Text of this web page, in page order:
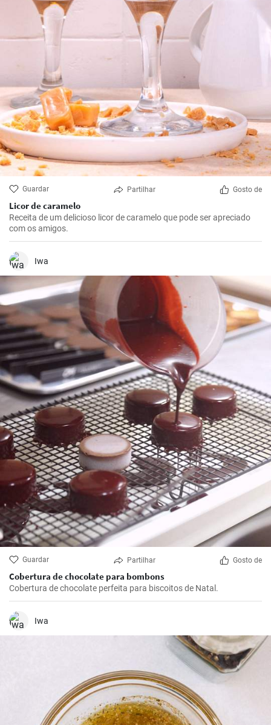
Guardar Partilhar Gosto de
Licor de caramelo
Receita de um delicioso licor de caramelo que pode ser apreciado
com os amigos.
Iwa
Guardar Partilhar Gosto de
Cobertura de chocolate para bombons
Cobertura de chocolate perfeita para biscoitos de Natal.
Iwa